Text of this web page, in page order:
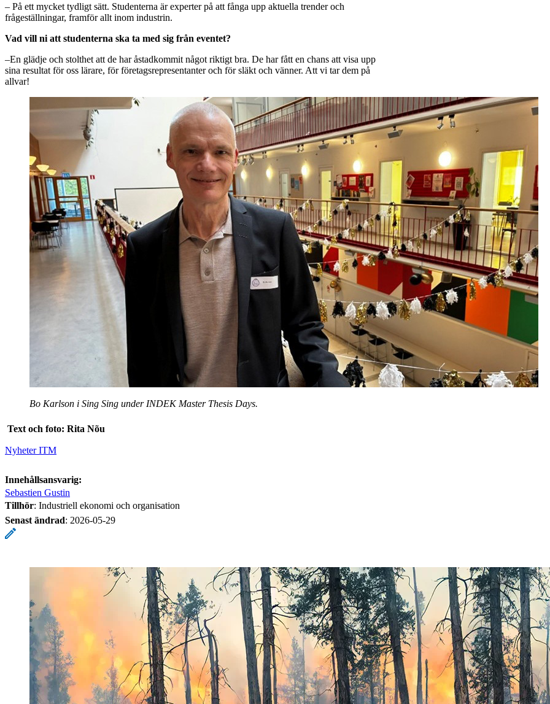
– På ett mycket tydligt sätt. Studenterna är experter på att fånga upp aktuella trender och
frågeställningar, framför allt inom industrin.
Vad vill ni att studenterna ska ta med sig från eventet?
–En glädje och stolthet att de har åstadkommit något riktigt bra. De har fått en chans att visa upp
sina resultat för oss lärare, för företagsrepresentanter och för släkt och vänner. Att vi tar dem på
allvar!
Bo Karlson i Sing Sing under INDEK Master Thesis Days.
Text och foto: Rita Nõu
Nyheter ITM
Innehållsansvarig:
Sebastien Gustin
Tillhör: Industriell ekonomi och organisation
Senast ändrad: 2026-05-29